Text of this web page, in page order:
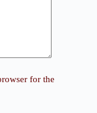
for the